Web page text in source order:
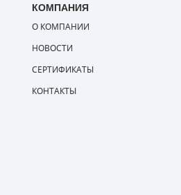
КОМПАНИЯ
О КОМПАНИИ
НОВОСТИ
СЕРТИФИКАТЫ
КОНТАКТЫ